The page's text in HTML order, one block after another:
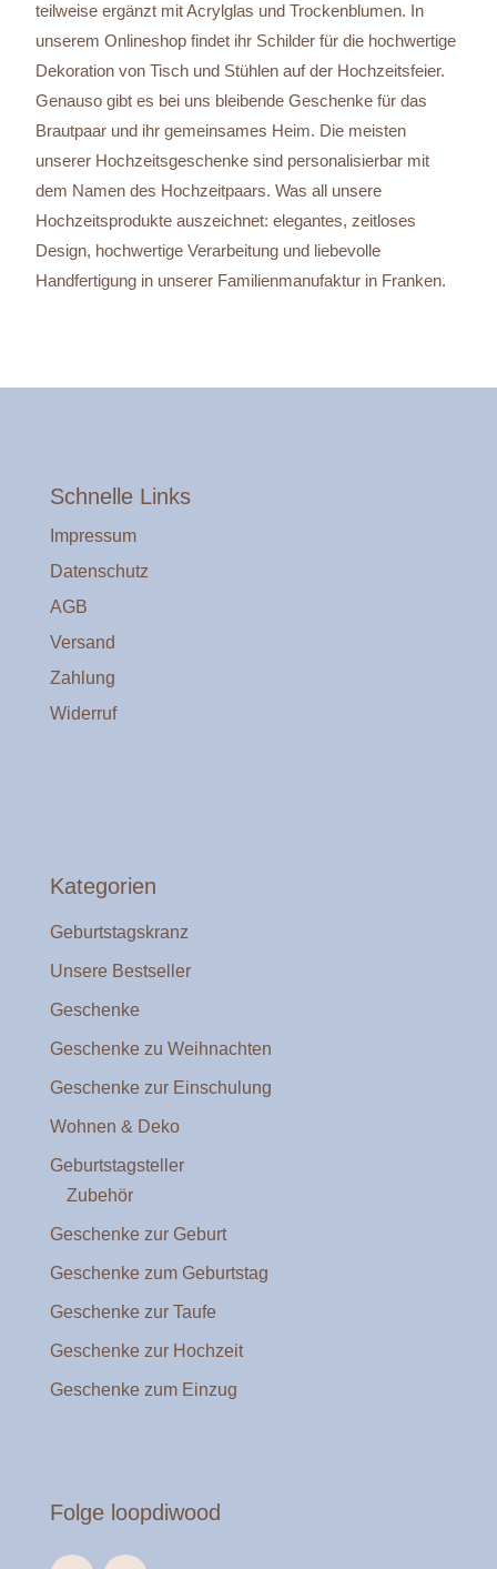
teilweise ergänzt mit Acrylglas und Trockenblumen. In
unserem Onlineshop findet ihr Schilder für die hochwertige
Dekoration von Tisch und Stühlen auf der Hochzeitsfeier.
Genauso gibt es bei uns bleibende Geschenke für das
Brautpaar und ihr gemeinsames Heim. Die meisten
unserer Hochzeitsgeschenke sind personalisierbar mit
dem Namen des Hochzeitpaars. Was all unsere
Hochzeitsprodukte auszeichnet: elegantes, zeitloses
Design, hochwertige Verarbeitung und liebevolle
Handfertigung in unserer Familienmanufaktur in Franken.
Schnelle Links
Impressum
Datenschutz
AGB
Versand
Zahlung
Widerruf
Kategorien
Geburtstagskranz
Unsere Bestseller
Geschenke
Geschenke zu Weihnachten
Geschenke zur Einschulung
Wohnen & Deko
Geburtstagsteller
Zubehör
Geschenke zur Geburt
Geschenke zum Geburtstag
Geschenke zur Taufe
Geschenke zur Hochzeit
Geschenke zum Einzug
Folge loopdiwood